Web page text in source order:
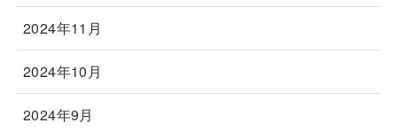
2024年11月
2024年10月
2024年9月